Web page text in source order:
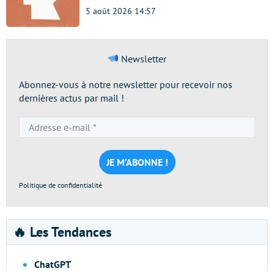
5 août 2026 14:57
Newsletter
Abonnez-vous à notre newsletter pour recevoir nos
dernières actus par mail !
e-
mail
*
Politique de confidentialité
🔥 Les Tendances
ChatGPT